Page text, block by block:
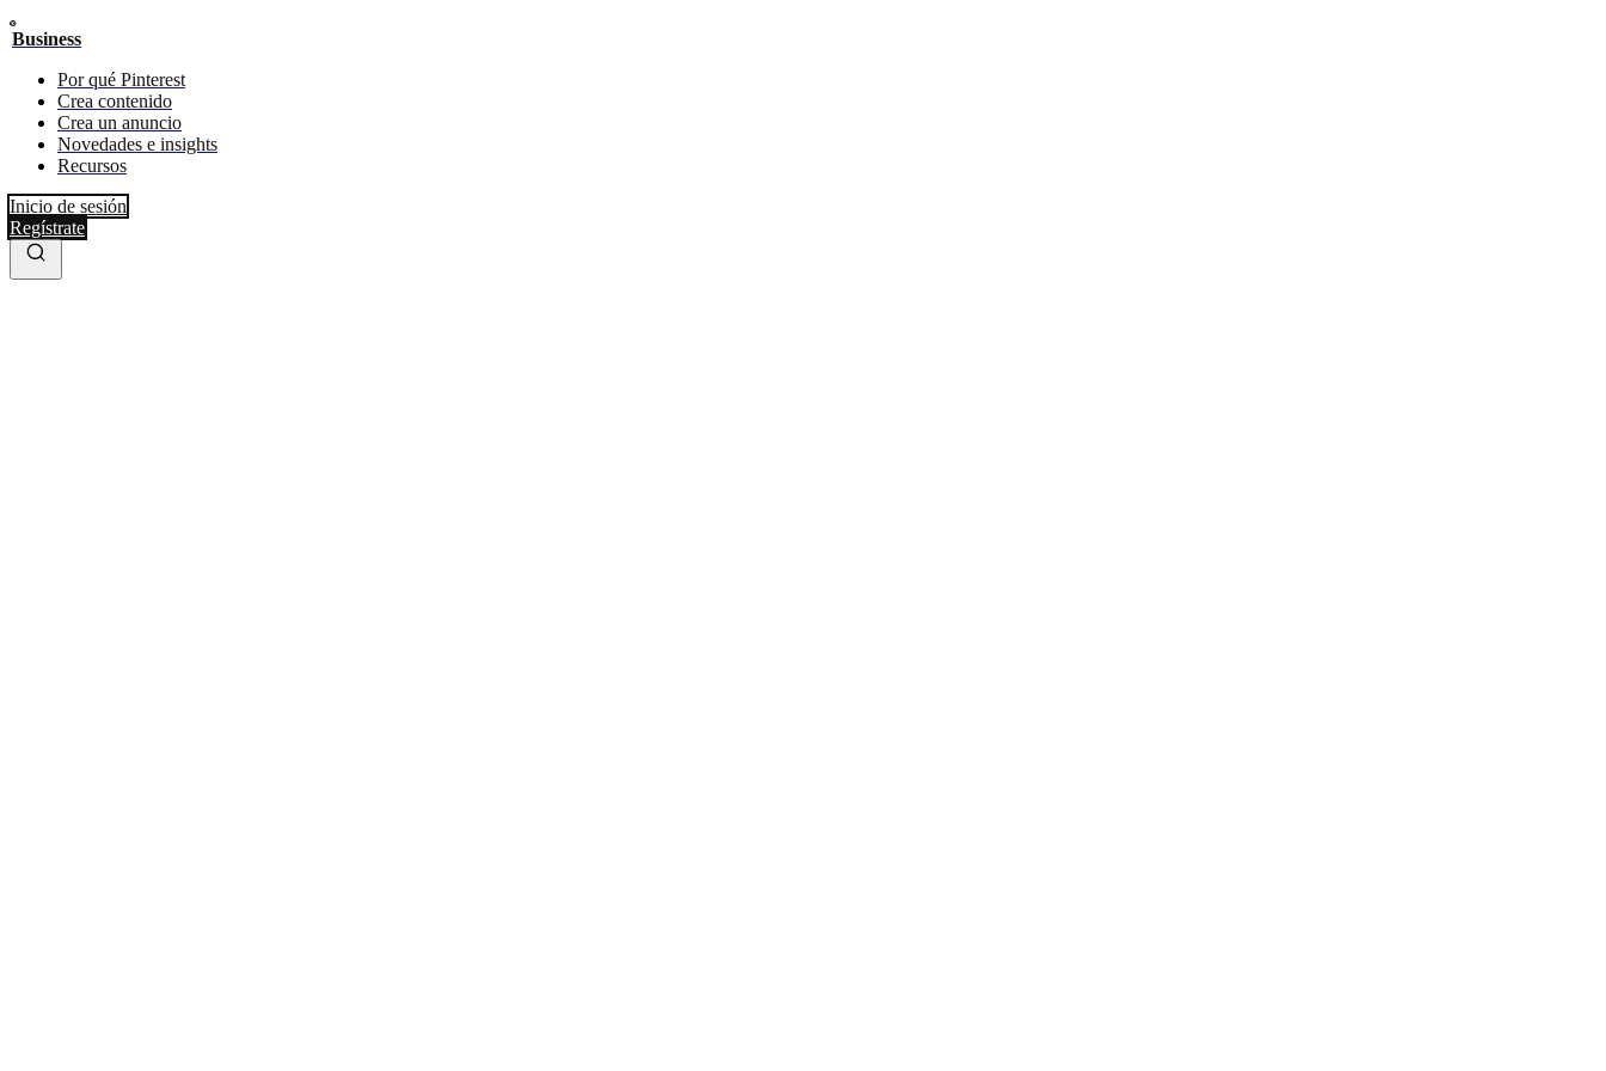
Business
Por qué Pinterest
Crea contenido
Crea un anuncio
Novedades e insights
Recursos
Inicio de sesión
Regístrate